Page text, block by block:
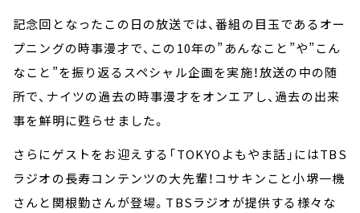
記念回となったこの日の放送では、番組の目玉であるオー
プニングの時事漫才で、この10年の”あんなこと”や”こん
なこと”を振り返るスペシャル企画を実施！放送の中の随
所で、ナイツの過去の時事漫才をオンエアし、過去の出来
事を鮮明に甦らせました。
さらにゲストをお迎えする「TOKYOよもやま話」にはTBS
ラジオの長寿コンテンツの大先輩！コサキンこと小堺一機
さんと関根勤さんが登場。TBSラジオが提供する様々な